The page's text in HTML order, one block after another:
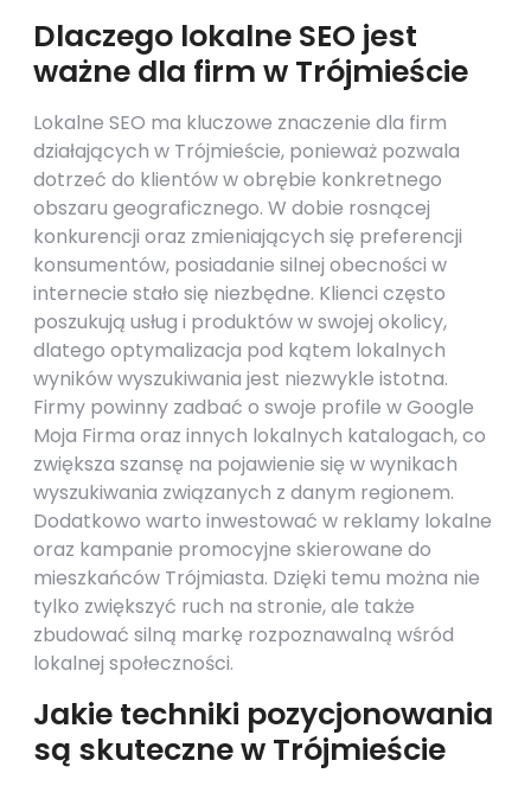
Dlaczego lokalne SEO jest
ważne dla firm w Trójmieście
Lokalne SEO ma kluczowe znaczenie dla firm
działających w Trójmieście, ponieważ pozwala
dotrzeć do klientów w obrębie konkretnego
obszaru geograficznego. W dobie rosnącej
konkurencji oraz zmieniających się preferencji
konsumentów, posiadanie silnej obecności w
internecie stało się niezbędne. Klienci często
poszukują usług i produktów w swojej okolicy,
dlatego optymalizacja pod kątem lokalnych
wyników wyszukiwania jest niezwykle istotna.
Firmy powinny zadbać o swoje profile w Google
Moja Firma oraz innych lokalnych katalogach, co
zwiększa szansę na pojawienie się w wynikach
wyszukiwania związanych z danym regionem.
Dodatkowo warto inwestować w reklamy lokalne
oraz kampanie promocyjne skierowane do
mieszkańców Trójmiasta. Dzięki temu można nie
tylko zwiększyć ruch na stronie, ale także
zbudować silną markę rozpoznawalną wśród
lokalnej społeczności.
Jakie techniki pozycjonowania
są skuteczne w Trójmieście